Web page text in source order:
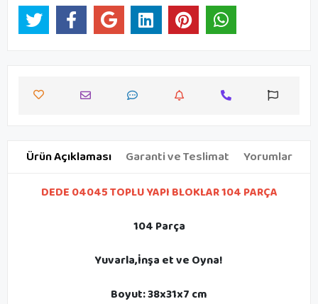
Ürün Açıklaması Garanti ve Teslimat Yorumlar
DEDE 04045 TOPLU YAPI BLOKLAR 104 PARÇA
104 Parça
Yuvarla,İnşa et ve Oyna!
Boyut: 38x31x7 cm